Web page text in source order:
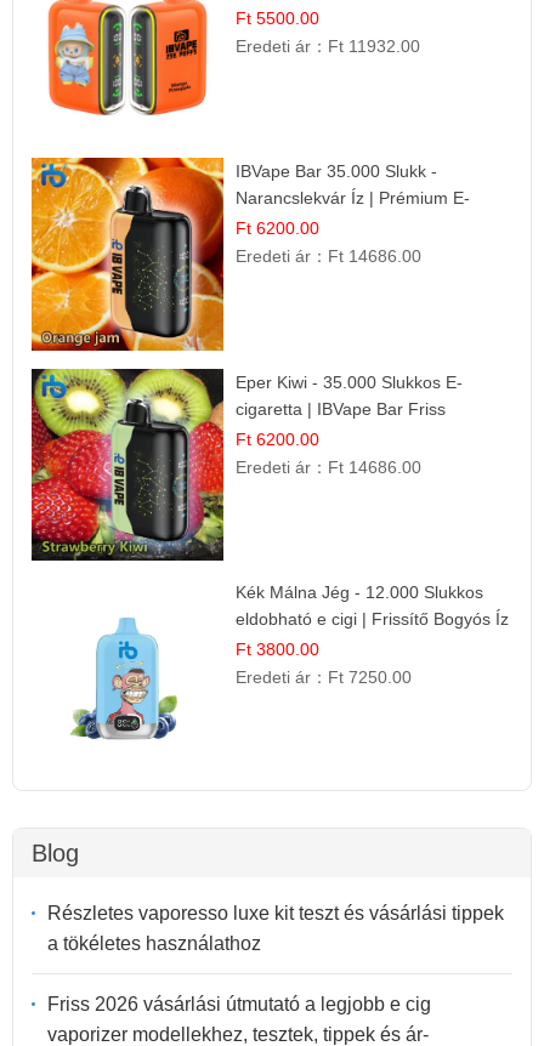
Ízélmény
Ft 5500.00
Eredeti ár： Ft 11932.00
IBVape Bar 35.000 Slukk -
Narancslekvár Íz | Prémium E-
cigaretta
Ft 6200.00
Eredeti ár： Ft 14686.00
Eper Kiwi - 35.000 Slukkos E-
cigaretta | IBVape Bar Friss
Gyümölcs Ízek
Ft 6200.00
Eredeti ár： Ft 14686.00
Kék Málna Jég - 12.000 Slukkos
eldobható e cigi | Frissítő Bogyós Íz
Ft 3800.00
Eredeti ár： Ft 7250.00
Blog
Részletes vaporesso luxe kit teszt és vásárlási tippek
a tökéletes használathoz
Friss 2026 vásárlási útmutató a legjobb e cig
vaporizer modellekhez, tesztek, tippek és ár-